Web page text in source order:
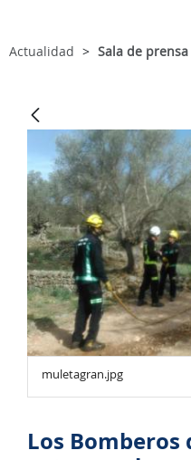
Actualidad Sala de prensa
muletagran.jpg
Los